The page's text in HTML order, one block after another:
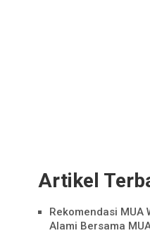
Artikel
Rekomendasi MUA
Alami Bersama